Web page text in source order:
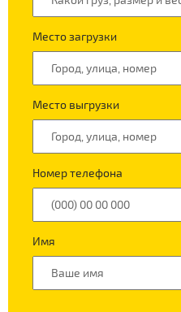
Место загрузки
Место выгрузки
Номер телефона
Имя